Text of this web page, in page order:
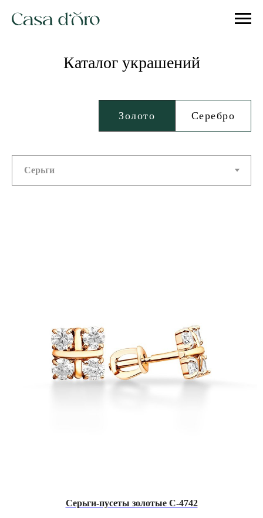
Каталог украшений
Золото Серебро
Серьги-пусеты золотые C-4742